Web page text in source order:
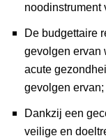
noodinstrument
De budgettaire
gevolgen ervan
acute
gevolgen ervan;
Dankzij een
veilige en